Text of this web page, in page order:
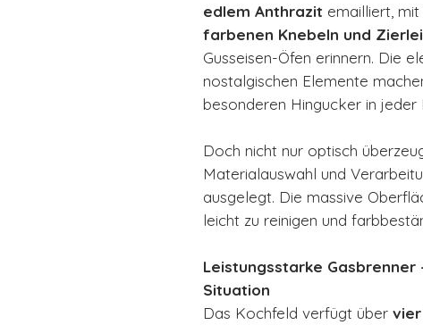
edlem Anthrazit emailliert,
farbenen Knebeln und
Gusseisen-Öfen erinnern. Die
nostalgischen Elemente
besonderen Hingucker in jeder
Doch nicht nur optisch
Materialauswahl und
ausgelegt. Die massive
leicht zu reinigen und
Leistungsstarke Gasbrenner
Situation
Das Kochfeld verfügt über